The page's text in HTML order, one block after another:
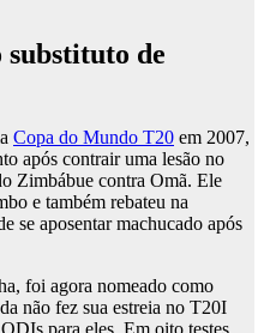
de
Copa do Mundo T20 em 2007,
após contrair uma lesão no
Zimbábue contra Omã. Ele
e também rebateu na
se aposentar machucado após
foi agora nomeado como
não fez sua estreia no T20I